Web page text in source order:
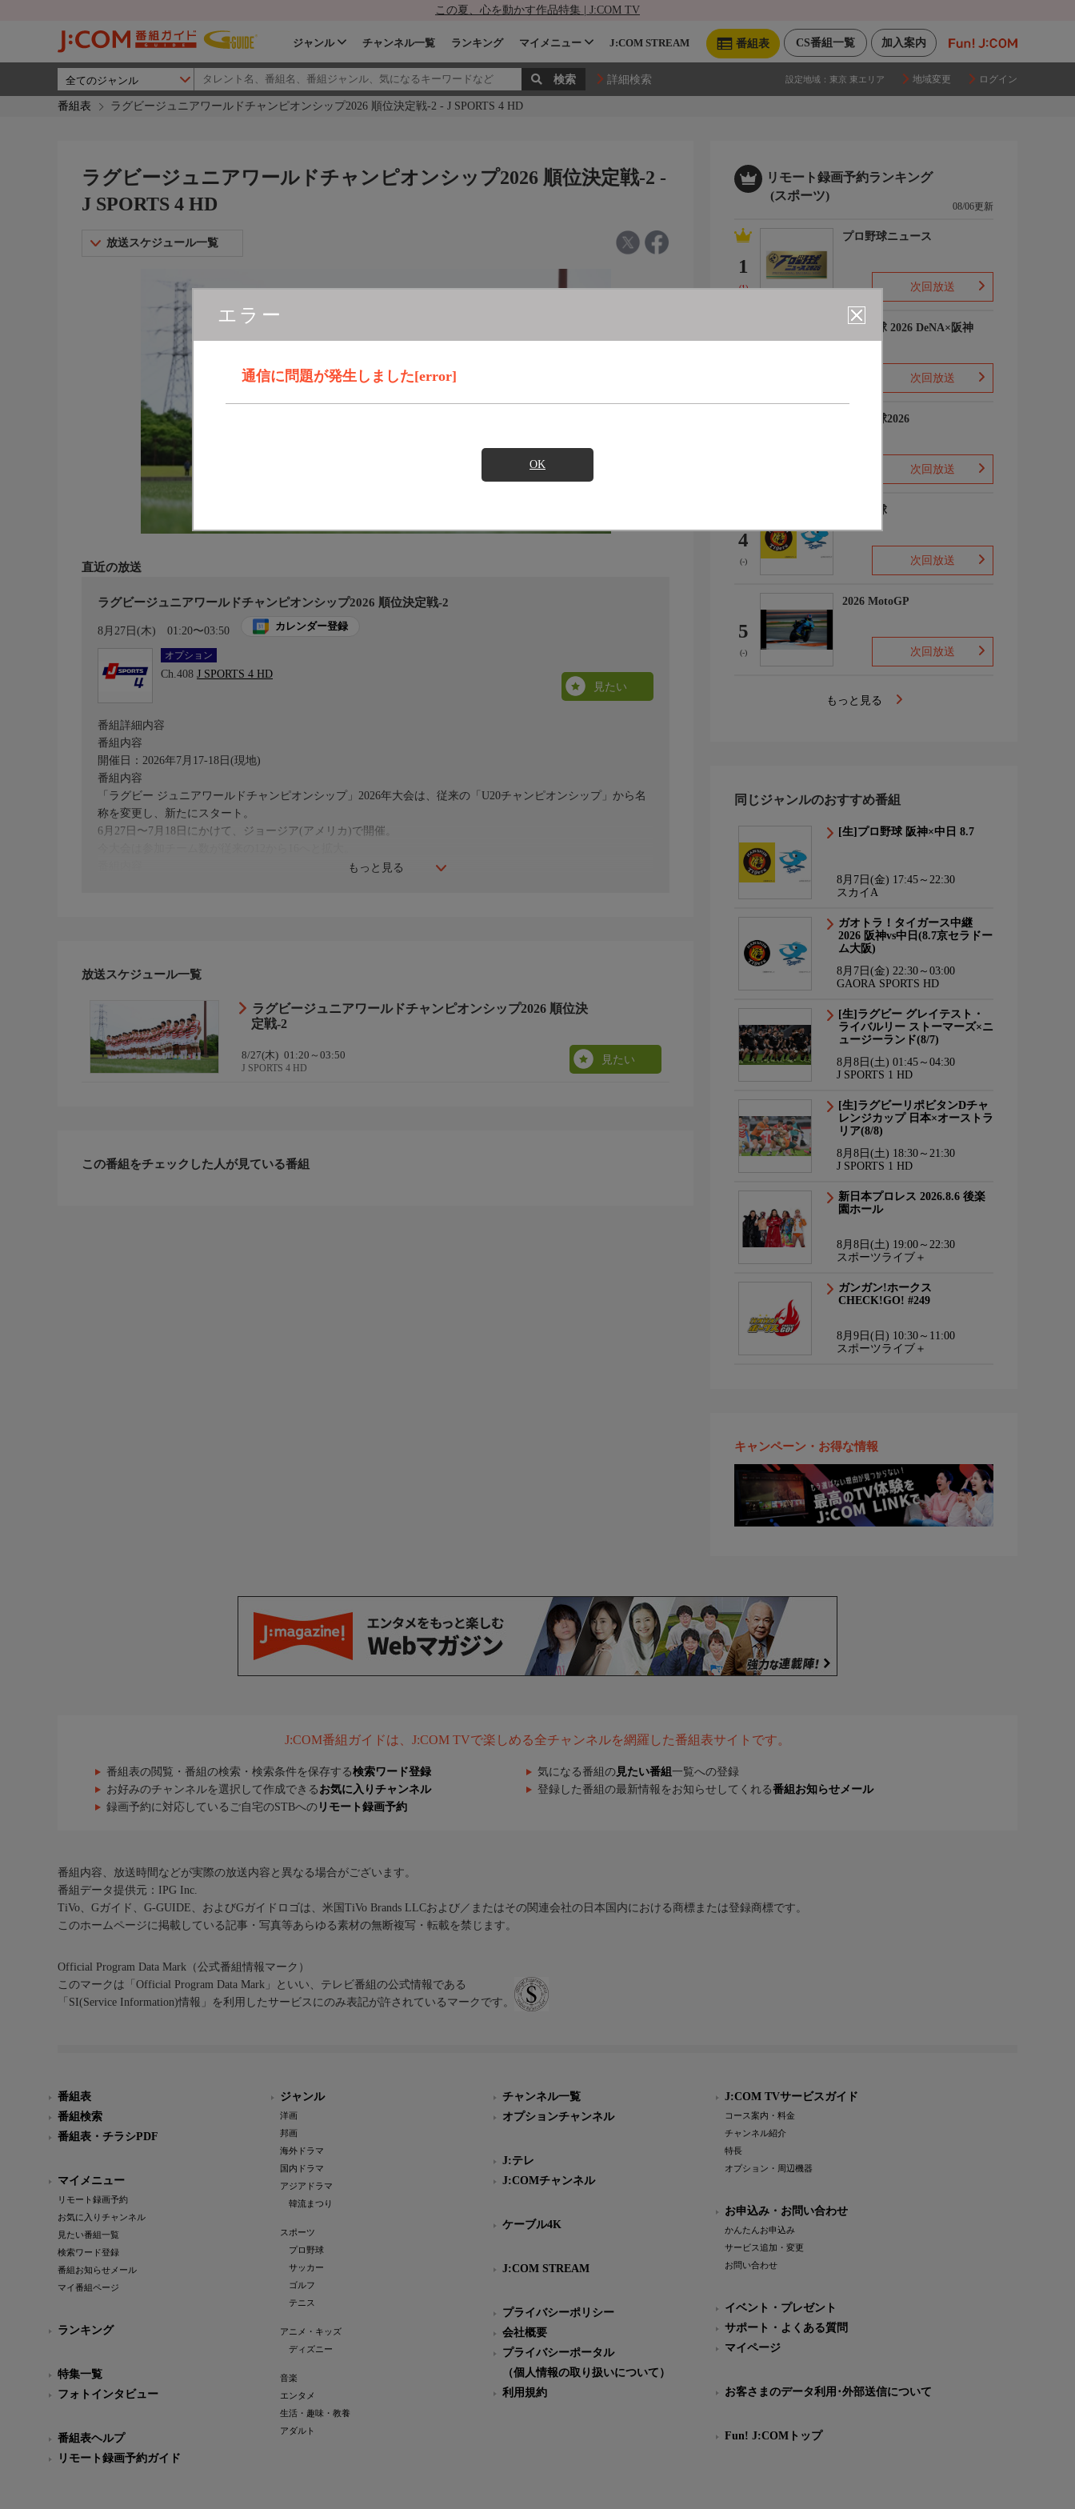
この夏、心を動かす作品特集 | J:COM TV
加入案内
CS番組一覧
番組表
ジャンル チャンネル一覧 ランキング マイメニュー J:COM STREAM
詳細検索 設定地域： 東京 東エリア 地域変更 ログイン
番組表 ラグビージュニアワールドチャンピオンシップ2026 順位決定戦-2 - J SPORTS 4 HD
エラー
通信に問題が発生しました[error]
OK
ラグビージュニアワールドチャンピオンシップ2026 順位決定戦-2 -
J SPORTS 4 HD
放送スケジュール一覧
直近の放送
ラグビージュニアワールドチャンピオンシップ2026 順位決定戦-2
8月27日(木) 01:20〜03:50 カレンダー登録
オプション
Ch.408 J SPORTS 4 HD
見たい
もっと見る
番組詳細内容
番組内容
開催日：2026年7月17-18日(現地)
番組内容
「ラグビー ジュニアワールドチャンピオンシップ」2026年大会は、従来の「U20チャンピオンシップ」から名
称を変更し、新たにスタート。
6月27日〜7月18日にかけて、ジョージア(アメリカ)で開催。
すべての試合が順位に直結する緊張感の高い戦いとなる。
この大会からは、これまでも数多くのトッププレーヤーが世界へ羽ばたいてきた。
将来の各国代表やプロの主軸を担う才能が集う、まさに「世界ラグビーの登竜門」とも言える舞台だ。
なかでも注目は、U20日本代表の戦い。世界トップレベルの強豪国を相手に、どこまで通用するのか。
日本ラグビーの未来を占う重要な戦いに、大きな期待が集まる!
放送スケジュール一覧
ラグビージュニアワールドチャンピオンシップ2026 順位決
定戦-2
8/27(木) 01:20～03:50
J SPORTS 4 HD
見たい
この番組をチェックした人が見ている番組
リモート録画予約ランキング
(スポーツ)
08/06更新
1
(1)
プロ野球ニュース
次回放送
プロ野球 2026 DeNA×阪神
次回放送
プロ野球2026
次回放送
4
(-)
プロ野球
次回放送
5
(-)
2026 MotoGP
次回放送
もっと見る
同じジャンルのおすすめ番組
[生]プロ野球 阪神×中日 8.7
8月7日(金) 17:45～22:30
スカイA
ガオトラ！タイガース中継
2026 阪神vs中日(8.7京セラドー
ム大阪)
8月7日(金) 22:30～03:00
GAORA SPORTS HD
[生]ラグビー グレイテスト・
ライバルリー ストーマーズ×ニ
ュージーランド(8/7)
8月8日(土) 01:45～04:30
J SPORTS 1 HD
[生]ラグビーリポビタンDチャ
レンジカップ 日本×オーストラ
リア(8/8)
8月8日(土) 18:30～21:30
J SPORTS 1 HD
新日本プロレス 2026.8.6 後楽
園ホール
8月8日(土) 19:00～22:30
スポーツライブ＋
ガンガン!ホークス
CHECK!GO! #249
8月9日(日) 10:30～11:00
スポーツライブ＋
キャンペーン・お得な情報
J:COM番組ガイドは、J:COM TVで楽しめる全チャンネルを網羅した番組表サイトです。
番組表の閲覧・番組の検索・検索条件を保存する検索ワード登録 気になる番組の 見たい番組 一覧への登録
お好みのチャンネルを選択して作成できる お気に入りチャンネル 登録した番組の最新情報をお知らせしてくれる番組お知らせメール
録画予約に対応しているご自宅のSTBへの リモート録画予約
番組内容、放送時間などが実際の放送内容と異なる場合がございます。
番組データ提供元：IPG Inc.
TiVo、Gガイド、G-GUIDE、およびGガイドロゴは、米国TiVo Brands LLCおよび／またはその関連会社の日本国内における商標または登録商標です。
このホームページに掲載している記事・写真等あらゆる素材の無断複写・転載を禁じます。
Official Program Data Mark（公式番組情報マーク）
このマークは「Official Program Data Mark」といい、テレビ番組の公式情報である
「SI(Service Information)情報」を利用したサービスにのみ表記が許されているマークです。
番組表
番組検索
番組表・チラシPDF
マイメニュー
リモート録画予約
お気に入りチャンネル
見たい番組一覧
検索ワード登録
番組お知らせメール
マイ番組ページ
ランキング
特集一覧
フォトインタビュー
番組表ヘルプ
リモート録画予約ガイド
ジャンル
洋画
邦画
海外ドラマ
国内ドラマ
アジアドラマ
韓流まつり
スポーツ
プロ野球
サッカー
ゴルフ
テニス
アニメ・キッズ
ディズニー
音楽
エンタメ
生活・趣味・教養
アダルト
チャンネル一覧
オプションチャンネル
J:テレ
J:COMチャンネル
ケーブル4K
J:COM STREAM
プライバシーポリシー
会社概要
プライバシーポータル
（個人情報の取り扱いについて）
利用規約
J:COM TVサービスガイド
コース案内・料金
チャンネル紹介
特長
オプション・周辺機器
お申込み・お問い合わせ
かんたんお申込み
サービス追加・変更
お問い合わせ
イベント・プレゼント
サポート・よくある質問
マイページ
お客さまのデータ利用･外部送信について
Fun! J:COMトップ